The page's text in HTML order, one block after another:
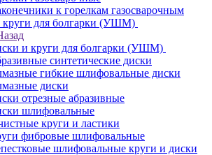
к горелкам газосварочным
круги для болгарки (УШМ)
и круги для болгарки (УШМ)
синтетические диски
гибкие шлифовальные диски
диски
отрезные абразивные
шлифовальные
круги и ластики
фибровые шлифовальные
шлифовальные круги и диски